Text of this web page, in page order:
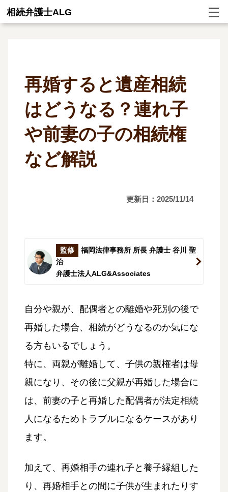
相続弁護士ALG
再婚すると遺産相続
はどうなる？連れ子
や前妻の子の相続権
など解説
更新日：2025/11/14
監修
福岡法律事務所 所長 弁護士 谷川 聖
治
弁護士法人ALG&Associates
自分や親が、配偶者との離婚や死別の後で
再婚した場合、相続がどうなるのか気にな
る方もいるでしょう。
特に、両親が離婚して、子供の親権者は母
親になり、その後に父親が再婚した場合に
は、前妻の子と再婚した配偶者が法定相続
人になるためトラブルになるケースがあり
ます。
加えて、再婚相手の連れ子と養子縁組した
り、再婚相手との間に子供が生まれたりす